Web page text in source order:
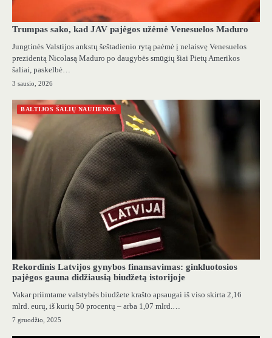
Trumpas sako, kad JAV pajėgos užėmė Venesuelos Maduro
Jungtinės Valstijos ankstų šeštadienio rytą paėmė į nelaisvę Venesuelos
prezidentą Nicolasą Maduro po daugybės smūgių šiai Pietų Amerikos
šaliai, paskelbė…
3 sausio, 2026
BALTIJOS ŠALIŲ NAUJIENOS
Rekordinis Latvijos gynybos finansavimas: ginkluotosios
pajėgos gauna didžiausią biudžetą istorijoje
Vakar priimtame valstybės biudžete krašto apsaugai iš viso skirta 2,16
mlrd. eurų, iš kurių 50 procentų – arba 1,07 mlrd.…
7 gruodžio, 2025